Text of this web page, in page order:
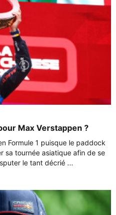
Max Verstappen ?
Formule 1 puisque le paddock
sa tournée asiatique afin de se
le tant décrié ...